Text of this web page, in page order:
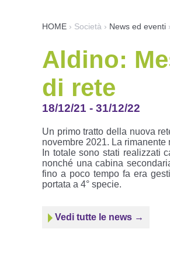
HOME › Società › News ed eventi ›
Aldino:
di rete
18/12/21 - 31/12/22
Un primo tratto della nuova
novembre 2021. La
In totale sono stati realizzati
nonché una cabina
fino a poco tempo fa era
portata a 4° specie.
Vedi tutte le news →